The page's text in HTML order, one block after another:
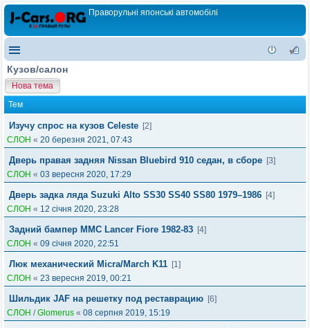
Праворульні японські автомобілі
Кузов/салон
Нова тема
Тем
Изучу спрос на кузов Celeste [2]
СЛОН « 20 березня 2021, 07:43
Дверь правая задняя Nissan Bluebird 910 седан, в сборе [3]
СЛОН « 03 вересня 2020, 17:29
Дверь задка ляда Suzuki Alto SS30 SS40 SS80 1979–1986 [4]
СЛОН « 12 січня 2020, 23:28
Задний бампер MMC Lancer Fiore 1982-83 [4]
СЛОН « 09 січня 2020, 22:51
Люк механический Micra/March K11 [1]
СЛОН « 23 вересня 2019, 00:21
Шильдик JAF на решетку под реставрацию [6]
СЛОН /Glomerus « 08 серпня 2019, 15:19